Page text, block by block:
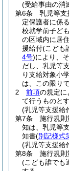
(受給事由の消
第6条
乳児等支
定保護者に係
校就学前子ど
の区域内に居
援給付(こども
4号)により、
だし、乳児等
り支給対象小
は、この限りで
2
前項の規定に
て行うものとす
(乳児等支援給
第7条
施行規則
知は、乳児等
知書(別記様式
(乳児等支援給
第8条
施行規則
(こども誰でも